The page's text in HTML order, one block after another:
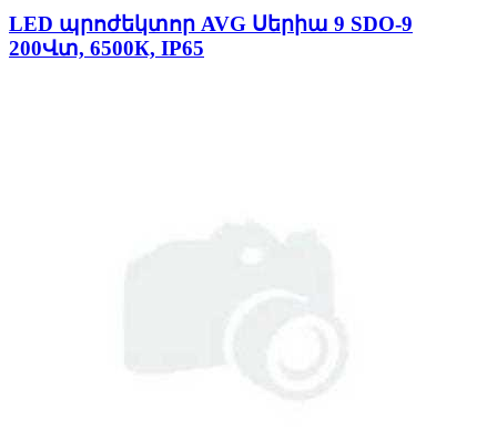
LED պրոժեկտոր AVG Սերիա 9 SDO-9
200Վտ, 6500К, IP65